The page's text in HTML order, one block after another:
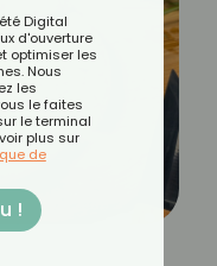
Digital
d'ouverture
optimiser les
Nous
les
le faites
le terminal
plus sur
de
!